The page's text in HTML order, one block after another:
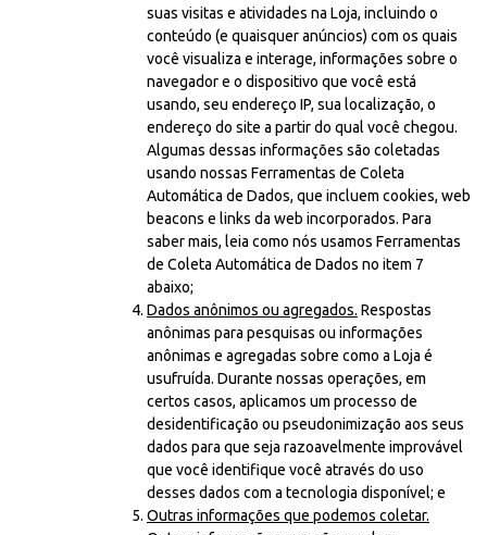
suas visitas e atividades na Loja, incluindo o
conteúdo (e quaisquer anúncios) com os quais
você visualiza e interage, informações sobre o
navegador e o dispositivo que você está
usando, seu endereço IP, sua localização, o
endereço do site a partir do qual você chegou.
Algumas dessas informações são coletadas
usando nossas Ferramentas de Coleta
Automática de Dados, que incluem cookies, web
beacons e links da web incorporados. Para
saber mais, leia como nós usamos Ferramentas
de Coleta Automática de Dados no item 7
abaixo;
Dados anônimos ou agregados. Respostas
anônimas para pesquisas ou informações
anônimas e agregadas sobre como a Loja é
usufruída. Durante nossas operações, em
certos casos, aplicamos um processo de
desidentificação ou pseudonimização aos seus
dados para que seja razoavelmente improvável
que você identifique você através do uso
desses dados com a tecnologia disponível; e
Outras informações que podemos coletar.